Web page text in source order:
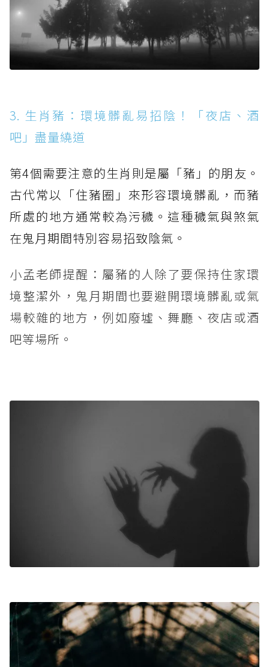
3. 生肖豬：環境髒亂易招陰！「夜店、酒
吧」盡量繞道
第4個需要注意的生肖則是屬「豬」的朋友。
古代常以「住豬圈」來形容環境髒亂，而豬
所處的地方通常較為污穢。這種穢氣與煞氣
在鬼月期間特別容易招致陰氣。
小孟老師提醒：屬豬的人除了要保持住家環
境整潔外，鬼月期間也要避開環境髒亂或氣
場較雜的地方，例如廢墟、舞廳、夜店或酒
吧等場所。